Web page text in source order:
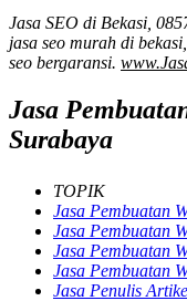
Jasa SEO di Bekasi,
jasa seo murah di
seo bergaransi.
Jasa
Surabaya
TOPIK
Jasa Pembuatan
Jasa Pembuatan
Jasa Pembuatan
Jasa Pembuatan
Jasa Penulis